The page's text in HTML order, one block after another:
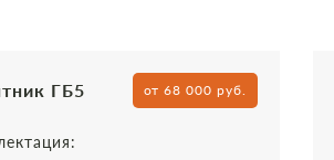
ГБ5 от 68 000 руб.